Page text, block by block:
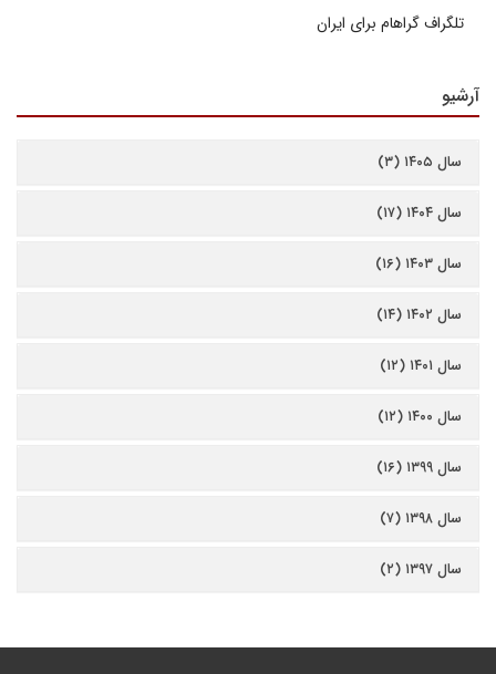
تلگراف گراهام برای ایران
آرشیو
سال ۱۴۰۵ (۳)
سال ۱۴۰۴ (۱۷)
سال ۱۴۰۳ (۱۶)
سال ۱۴۰۲ (۱۴)
سال ۱۴۰۱ (۱۲)
سال ۱۴۰۰ (۱۲)
سال ۱۳۹۹ (۱۶)
سال ۱۳۹۸ (۷)
سال ۱۳۹۷ (۲)